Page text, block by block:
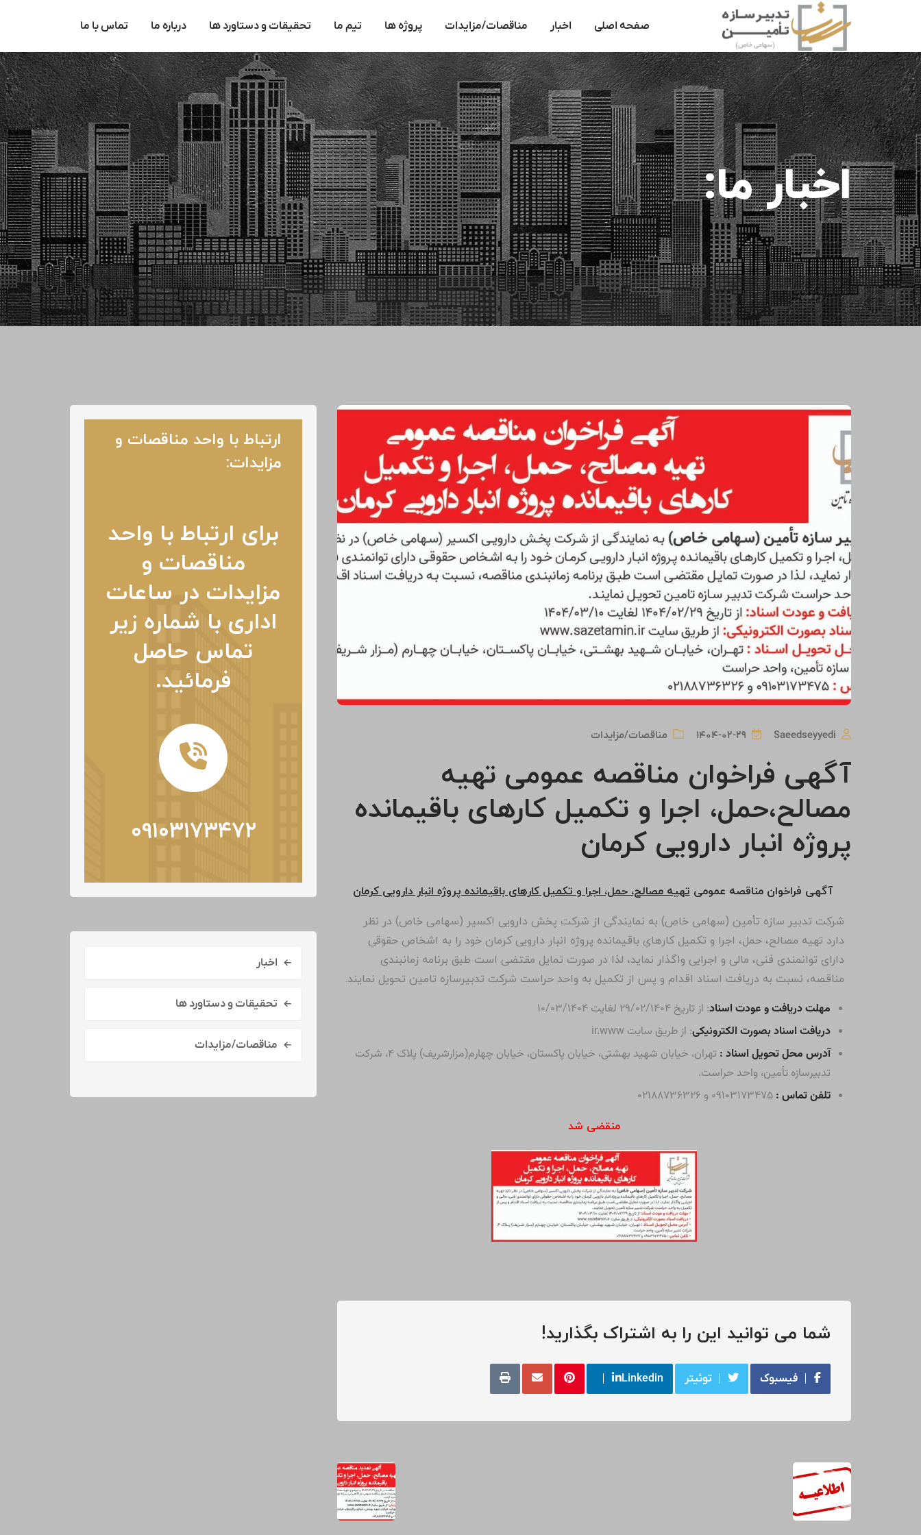
صفحه اصلی اخبار مناقصات/مزایدات پروژه ها تیم ما تحقیقات و دستاورد ها درباره ما تماس با ما
اخبار ما:
Saeedseyyedi ۱۴۰۴-۰۲-۲۹ مناقصات/مزایدات
آگهی فراخوان مناقصه عمومی تهیه
مصالح،حمل، اجرا و تکمیل کارهای باقیمانده
پروژه انبار دارویی کرمان
آگهی فراخوان مناقصه عمومیتهیه مصالح، حمل، اجرا و تکمیل کارهای باقیمانده پروژه انبار دارویی کرمان
شرکت تدبیر سازه تأمین (سهامی خاص) به نمایندگی از شرکت پخش دارویی اکسیر (سهامی خاص) در نظر
دارد تهیه مصالح، حمل، اجرا و تکمیل کارهای باقیمانده پروژه انبار دارویی کرمان خود را به اشخاص حقوقی
دارای توانمندی فنی، مالی و اجرایی واگذار نماید، لذا در صورت تمایل مقتضی است طبق برنامه‌ زمانبندی
مناقصه، نسبت به دریافت اسناد اقدام و پس از تکمیل به واحد حراست شرکت تدبیرسازه تامین تحویل نمایند.
مهلت دریافت و عودت اسناد: از تاریخ ۲۹/۰۲/۱۴۰۴ لغایت ۱۰/۰۳/۱۴۰۴
دریافت اسناد بصورت الکترونیکی: از طریق سایت ir.www
آدرس محل تحویل اسناد :
تهران، خيابان شهید بهشتی، خیابان پاکستان، خیابان چهارم(مزارشریف) پلاک ۴، شرکت
تلفن تماس :
منقضی شد
شما می توانید این را به اشتراک بگذارید!
فیسبوک توئیتر Linkedin
ارتباط با واحد مناقصات و
مزایدات:
برای ارتباط با واحد
مناقصات و
مزایدات در ساعات
اداری با شماره زیر
تماس حاصل
فرمائید.
۰۹۱۰۳۱۷۳۴۷۲
اخبار
تحقیقات و دستاورد ها
مناقصات/مزایدات